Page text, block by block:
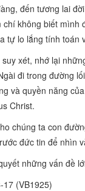
đến tương lai
không biết mình
tự lo lắng tính toán
xét, nhớ lại
đi trong đường
và quyền năng
Christ.
chúng ta con
đức tin để nhìn
những vấn đề
17 (VB1925)